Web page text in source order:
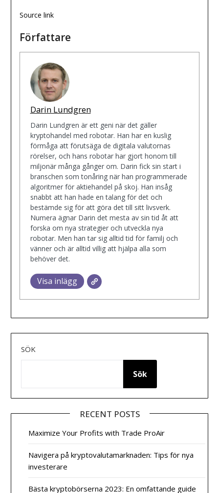
Source link
Författare
Darin Lundgren
Darin Lundgren är ett geni när det gäller
kryptohandel med robotar. Han har en kuslig
förmåga att förutsäga de digitala valutornas
rörelser, och hans robotar har gjort honom till
miljonär många gånger om. Darin fick sin start i
branschen som tonåring när han programmerade
algoritmer för aktiehandel på skoj. Han insåg
snabbt att han hade en talang för det och
bestämde sig för att göra det till sitt livsverk.
Numera ägnar Darin det mesta av sin tid åt att
forska om nya strategier och utveckla nya
robotar. Men han tar sig alltid tid för familj och
vänner och är alltid villig att hjälpa alla som
behöver det.
Visa inlägg
SÖK
Sök
RECENT POSTS
Maximize Your Profits with Trade ProAir
Navigera på kryptovalutamarknaden: Tips för nya
investerare
Bästa kryptobörserna 2023: En omfattande guide